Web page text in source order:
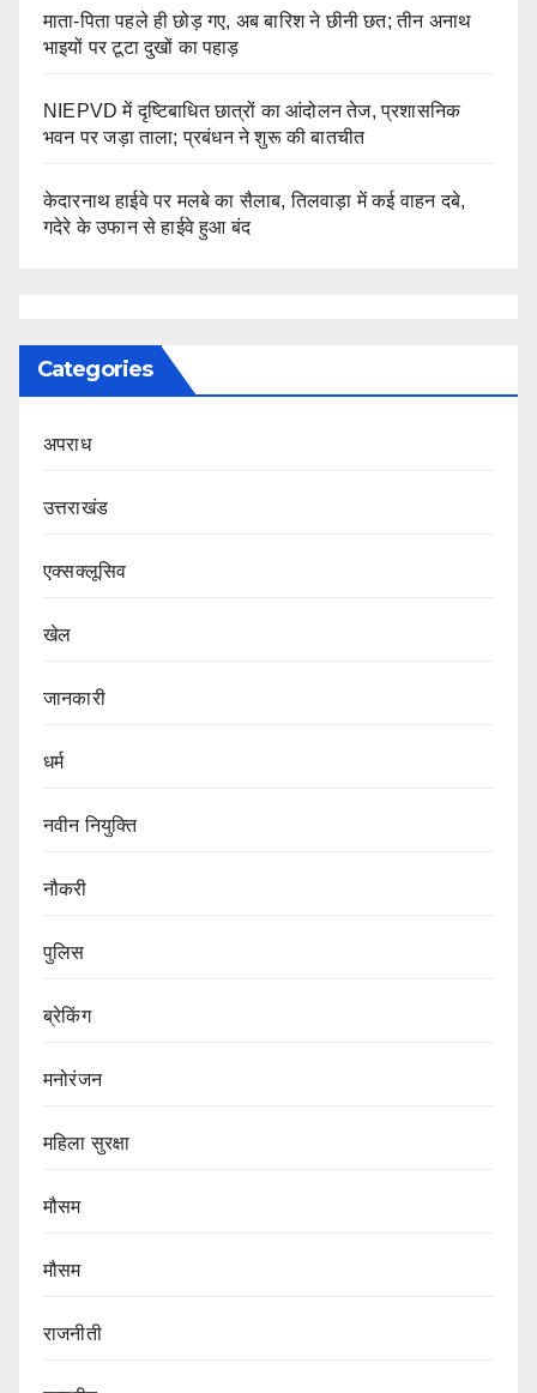
माता-पिता पहले ही छोड़ गए, अब बारिश ने छीनी छत; तीन अनाथ
भाइयों पर टूटा दुखों का पहाड़
NIEPVD में दृष्टिबाधित छात्रों का आंदोलन तेज, प्रशासनिक
भवन पर जड़ा ताला; प्रबंधन ने शुरू की बातचीत
केदारनाथ हाईवे पर मलबे का सैलाब, तिलवाड़ा में कई वाहन दबे,
गदेरे के उफान से हाईवे हुआ बंद
Categories
अपराध
उत्तराखंड
एक्सक्लूसिव
खेल
जानकारी
धर्म
नवीन नियुक्ति
नौकरी
पुलिस
ब्रेकिंग
मनोरंजन
महिला सुरक्षा
मौसम
मौसम
राजनीती